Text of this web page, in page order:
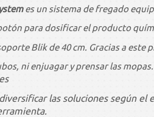
es un sistema de fregado
para dosificar el producto
Blik de 40 cm. Gracias a
ni enjuagar y prensar las
las soluciones según